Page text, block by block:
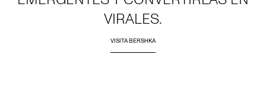
VIRALES.
VISITA BERSHKA